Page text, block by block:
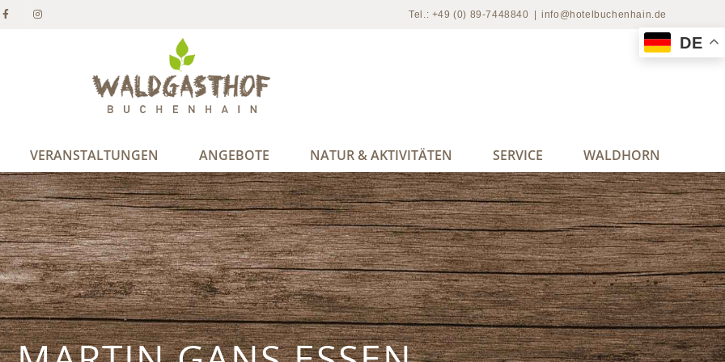
Tel.: +49 (0) 89-7448840 info@hotelbuchenhain.de
VERANSTALTUNGEN ANGEBOTE NATUR & AKTIVITÄTEN SERVICE WALDHORN
DE